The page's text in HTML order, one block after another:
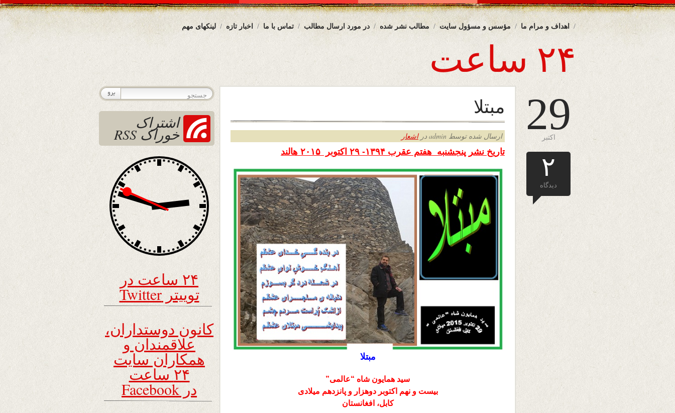
لینکهای مهم اخبار تازه تماس با ما در مورد ارسال مطالب مطالب نشر شده مؤسس و مسؤول سایت اهداف و مرام ما
۲۴ ساعت
29
اکتبر
۲
دیدگاه
مبتلا
ارسال شده توسط admin در اشعار
تاریخ نشر پنجشنبه هفتم عقرب ۱۳۹۴- ۲۹ اکتوبر ۲۰۱۵ هالند
مبتلا
سید همایون شاه “عالمی”
بیست و نهم اکتوبر دوهزار و پانزدهم میلادی
کابل، افغانستان
اشتراک
خوراک RSS
۲۴ ساعت در
توییتر Twitter
کانون دوستداران،
علاقمندان و
همکاران سایت
۲۴ ساعت
در Facebook